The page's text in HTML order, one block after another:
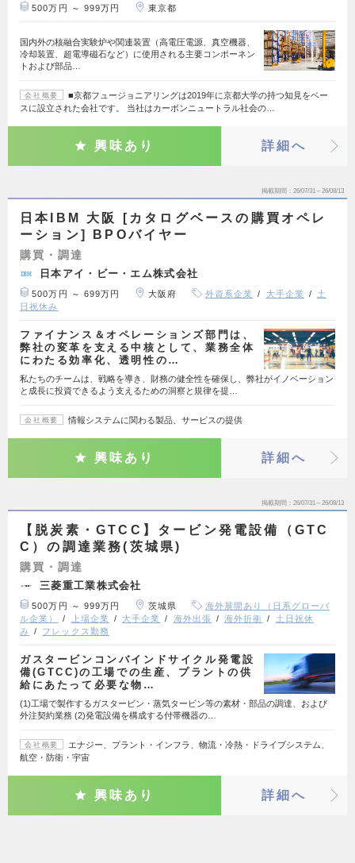
500万円 ～ 999万円 東京都
国内外の核融合実験炉や関連装置（高電圧電源、真空機器、
冷却装置、超電導磁石など）に使用される主要コンポーネン
トおよび部品…
会社概要
■京都フュージョニアリングは2019年に京都大学の持つ知見をベー
スに設立された会社です。 当社はカーボンニュートラル社会の…
興味あり 詳細へ
掲載期間 26/07/31～26/08/13
日本IBM 大阪 [カタログベースの購買オペレ
ーション] BPOバイヤー
購買・調達
日本アイ・ビー・エム株式会社
500万円 ～ 699万円 大阪府 外資系企業 大手企業
土
日祝休み
ファイナンス＆オペレーションズ部門は、
弊社の変革を支える中核として、業務全体
にわたる効率化、透明性の…
私たちのチームは、戦略を導き、財務の健全性を確保し、弊社がイノベーション
と成長に投資できるよう支えるための洞察と規律を提…
会社概要 情報システムに関わる製品、サービスの提供
興味あり 詳細へ
掲載期間 26/07/31～26/08/13
【脱炭素・GTCC】タービン発電設備（GTC
C）の調達業務(茨城県)
購買・調達
三菱重工業株式会社
500万円 ～ 999万円 茨城県
海外展開あり（日系グローバ
ル企業）
上場企業 大手企業 海外出張 海外折衝
土日祝休
み
フレックス勤務
ガスタービンコンバインドサイクル発電設
備(GTCC)の工場での生産、プラントの供
給にあたって必要な物…
(1)工場で製作するガスタービン・蒸気タービン等の素材・部品の調達、および
外注契約業務 (2)発電設備を構成する付帯機器の…
会社概要
エナジー、プラント・インフラ、物流・冷熱・ドライブシステム、
航空・防衛・宇宙
興味あり 詳細へ